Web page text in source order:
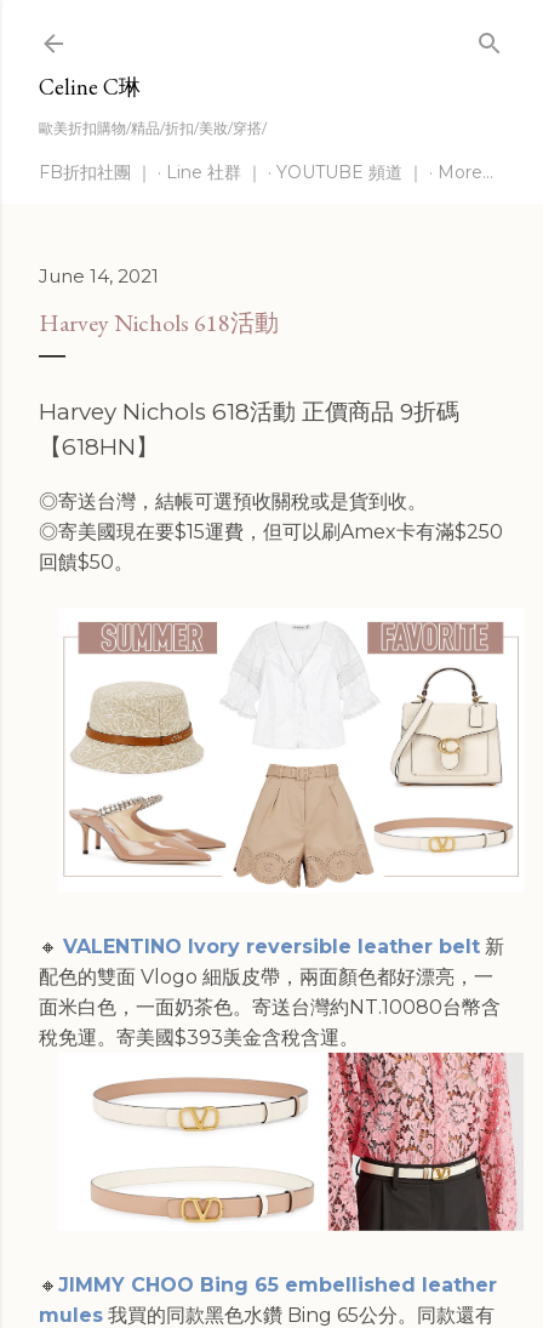
Celine C琳
歐美折扣購物/精品/折扣/美妝/穿搭/
FB折扣社團 ｜ Line 社群 ｜ YOUTUBE 頻道 ｜ More…
June 14, 2021
Harvey Nichols 618活動
Harvey Nichols 618活動 正價商品 9折碼
【618HN】
◎寄送台灣，結帳可選預收關稅或是貨到收。
◎寄美國現在要$15運費，但可以刷Amex卡有滿$250
回饋$50。
🔸 VALENTINO Ivory reversible leather belt 新
配色的雙面 Vlogo 細版皮帶，兩面顏色都好漂亮，一
面米白色，一面奶茶色。寄送台灣約NT.10080台幣含
稅免運。寄美國$393美金含稅含運。
🔸 JIMMY CHOO Bing 65 embellished leather
mules 我買的同款黑色水鑽 Bing 65公分。同款還有